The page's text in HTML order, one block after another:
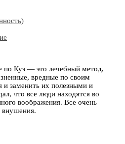
по Куэ — это лечебный метод,
вредные по своим
и заменить их полезными и
что все люди находятся во
воображения. Все очень
внушения.